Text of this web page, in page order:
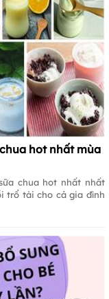
hot nhất mùa
chua hot nhất nhất
trổ tài cho cả gia đình